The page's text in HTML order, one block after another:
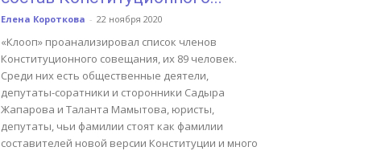
Елена Короткова - 22 ноября 2020
«Клооп» проанализировал список членов
Конституционного совещания, их 89 человек.
Среди них есть общественные деятели,
депутаты-соратники и сторонники Садыра
Жапарова и Таланта Мамытова, юристы,
депутаты, чьи фамилии стоят как фамилии
составителей новой версии Конституции и много